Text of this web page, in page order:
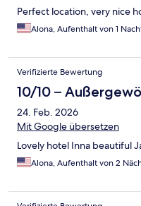
Perfect location, very nice
Alona, Aufenthalt von 1
Verifizierte Bewertung
10/10 –
24. Feb. 2026
Mit Google übersetzen
Lovely hotel Inna beautiful
Alona, Aufenthalt von 2